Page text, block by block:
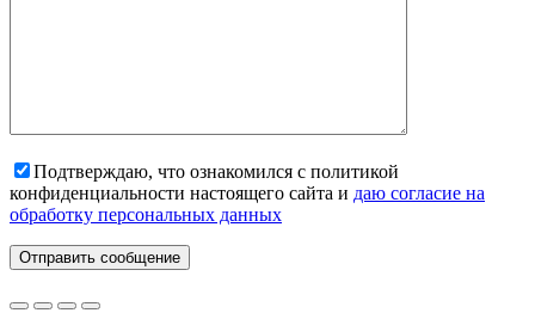
Подтверждаю, что ознакомился с политикой
конфиденциальности настоящего сайта и даю согласие на
обработку персональных данных